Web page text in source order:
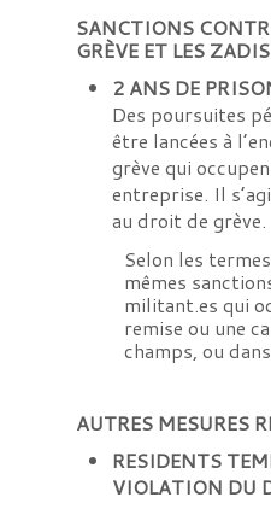
SANCTIONS
GRÈVE ET LES
2 ANS DE
Des poursuites
être lancées à
grève qui
entreprise. Il
au droit de grève.
Selon les
mêmes
militant.es qui
remise ou une
champs, ou
AUTRES MESURES
RESIDENTS
VIOLATION DU